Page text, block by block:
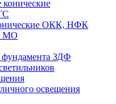
ОКК, НФК
МО
фундамента ЗДФ
освещения